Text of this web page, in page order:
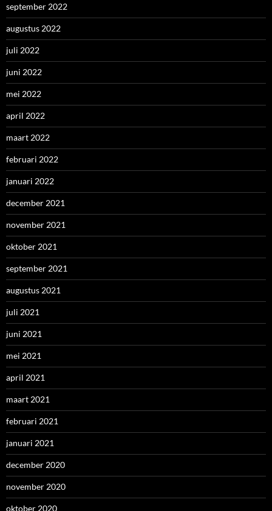
september 2022
augustus 2022
juli 2022
juni 2022
mei 2022
april 2022
maart 2022
februari 2022
januari 2022
december 2021
november 2021
oktober 2021
september 2021
augustus 2021
juli 2021
juni 2021
mei 2021
april 2021
maart 2021
februari 2021
januari 2021
december 2020
november 2020
oktober 2020